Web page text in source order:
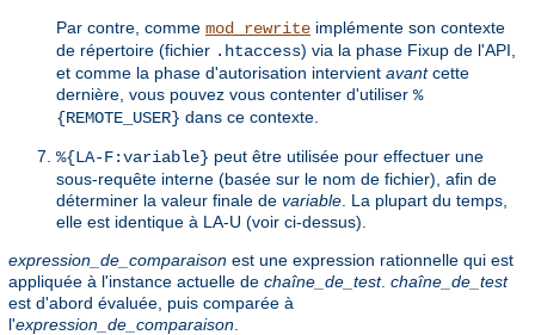
Par contre, comme mod_rewrite implémente son contexte
de répertoire (fichier .htaccess) via la phase Fixup de l'API,
et comme la phase d'autorisation intervient avantcette
dernière, vous pouvez vous contenter d'utiliser %
{REMOTE_USER} dans ce contexte.
%{LA-F:variable} peut être utilisée pour effectuer une
sous-requête interne (basée sur le nom de fichier), afin de
déterminer la valeur finale de variable . La plupart du temps,
elle est identique à LA-U (voir ci-dessus).
expression_de_comparaison est une expression rationnelle qui est
appliquée à l'instance actuelle de chaîne_de_test. chaîne_de_test
est d'abord évaluée, puis comparée à
l'expression_de_comparaison